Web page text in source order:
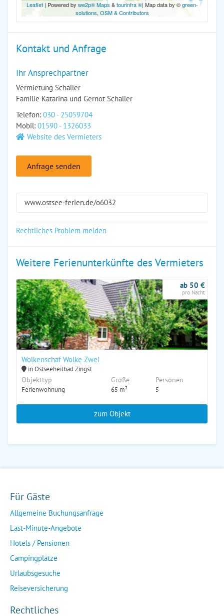
Leaflet| Powered by we2p® Maps &tourinfra ®| Map data by ©green-
solutions, OSM & Contributors
Kontakt und Anfrage
Ihr Ansprechpartner
Vermietung Schaller
Familie Katarina und Gernot Schaller
Telefon: 030 - 25059704
Mobil: 01590 - 1326033
Website des Vermieters
Anfrage senden
www.ostsee-ferien.de/o6032
Rechtliches Problem melden
Weitere Ferienunterkünfte des Vermieters
Wolkenschaf Wolke Zwei
in Ostseeheilbad Zingst
Objekttyp
Ferienwohnung
Größe
65 m²
Personen
5
ab 50 €
pro Nacht
zum Objekt
Für Gäste
Allgemeine Buchungsanfrage
Last-Minute-Angebote
Hotels / Pensionen
Campingplätze
Urlaubsgesuche
Reiseversicherung
Rechtliches